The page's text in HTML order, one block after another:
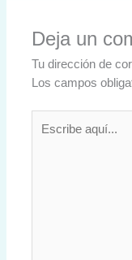
Deja un
Tu dirección de
Los campos
aquí...